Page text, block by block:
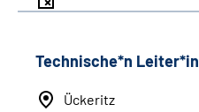
Technische*n Leiter*in
Ückeritz